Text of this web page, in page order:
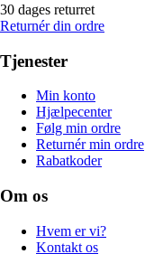
30 dages returret
Returnér din ordre
Tjenester
Min konto
Hjælpecenter
Følg min ordre
Returnér min ordre
Rabatkoder
Om os
Hvem er vi?
Kontakt os